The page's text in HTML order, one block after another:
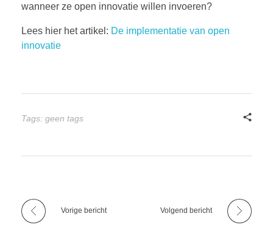
CONTACT
wanneer ze open innovatie willen invoeren?
Lees hier het artikel: De implementatie van open
innovatie
Tags: geen tags
Vorige bericht Volgend bericht